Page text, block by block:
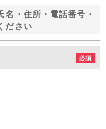
名・住所・電話番号・
ださい
必須